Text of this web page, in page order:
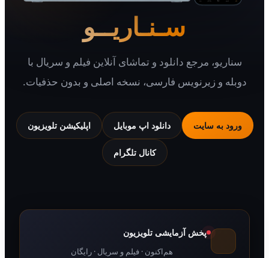
سـنـاریــو
مرجع دانلود و تماشای آنلاین فیلم و سریال با
و زیرنویس فارسی، نسخه اصلی و بدون حذفیات.
به سایت دانلود اپ موبایل اپلیکیشن تلویزیون
کانال تلگرام
پخش آزمایشی تلویزیون
هم‌اکنون · فیلم و سریال · رایگان